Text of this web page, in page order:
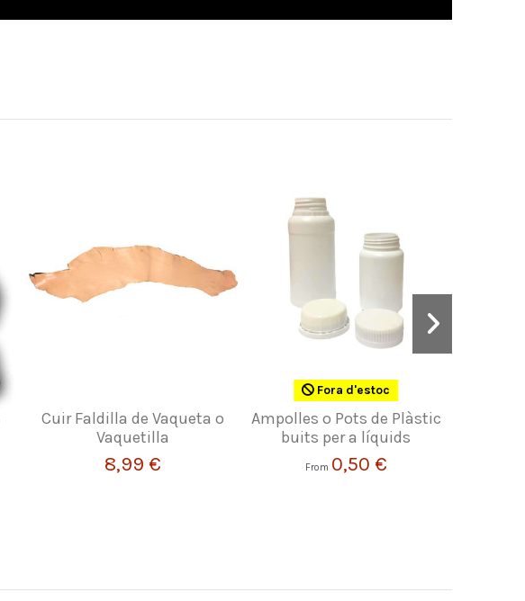
Cuir Faldilla de Vaqueta o
Vaquetilla
8,99 €
Fora d'estoc
Ampolles o Pots de Plàstic
buits per a líquids
From 0,50 €